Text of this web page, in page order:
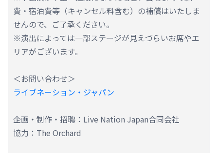
費・宿泊費等（キャンセル料含む）の補償はいたしま
せんので、ご了承ください。
※演出によっては一部ステージが見えづらいお席やエ
リアがございます。
＜お問い合わせ＞
ライブネーション・ジャパン
企画・制作・招聘：Live Nation Japan合同会社
協力：The Orchard